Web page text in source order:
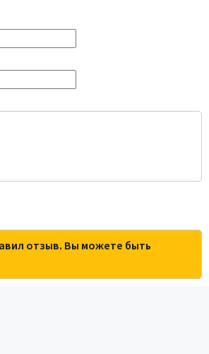
отзыв. Вы можете быть